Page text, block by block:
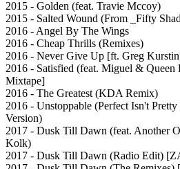
2015 - Golden (feat. Travie Mccoy)
2015 - Salted Wound (From _Fifty
2016 - Angel By The Wings
2016 - Cheap Thrills (Remixes)
2016 - Never Give Up [ft. Greg
2016 - Satisfied (feat. Miguel &
Mixtape]
2016 - The Greatest (KDA Remix)
2016 - Unstoppable (Perfect Isn't
Version)
2017 - Dusk Till Dawn (feat. Another
Kolk)
2017 - Dusk Till Dawn (Radio Edit)